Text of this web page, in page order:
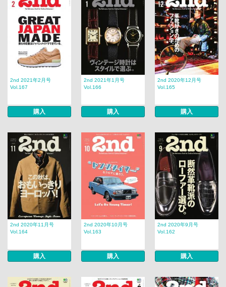
2nd 2021年2月号
Vol.167
購入
2nd 2021年1月号
Vol.166
購入
2nd 2020年12月号
Vol.165
購入
2nd 2020年11月号
Vol.164
購入
2nd 2020年10月号
Vol.163
購入
2nd 2020年9月号
Vol.162
購入